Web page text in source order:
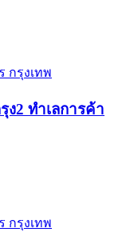
กรุงเทพ
2 ทำเลการค้า
กรุงเทพ